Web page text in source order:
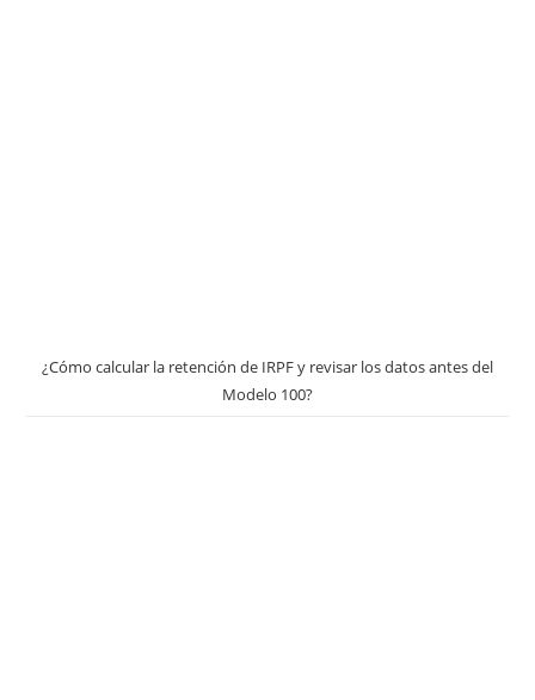
¿Cómo calcular la retención de IRPF y revisar los datos antes del
Modelo 100?